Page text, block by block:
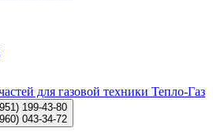
199-43-80
043-34-72